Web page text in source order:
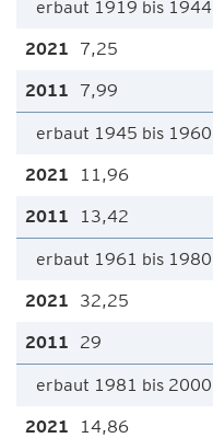
erbaut 1919 bis 1944
7,25
7,99
erbaut 1945 bis 1960
11,96
13,42
erbaut 1961 bis 1980
32,25
29
erbaut 1981 bis 2000
14,86